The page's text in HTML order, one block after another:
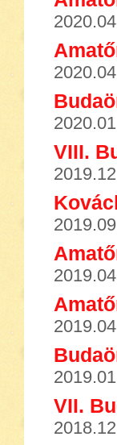
VIII.
VII.